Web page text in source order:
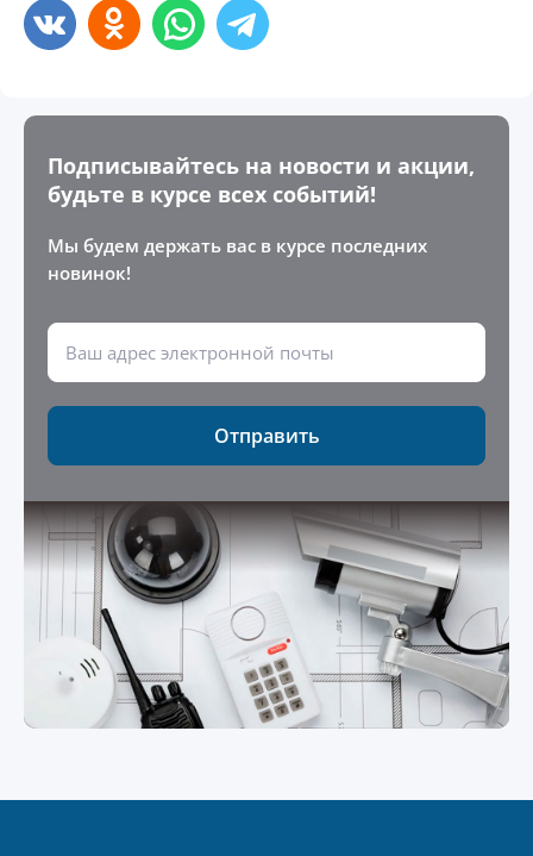
Подписывайтесь на новости и акции,
будьте в курсе всех событий!
Мы будем держать вас в курсе последних
новинок!
Отправить